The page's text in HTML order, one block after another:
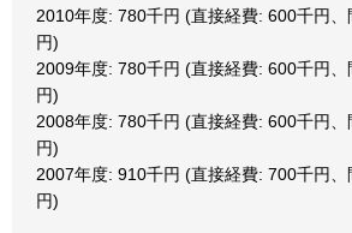
2010年度: 780千円 (直接経費: 600千円
円)
2009年度: 780千円 (直接経費: 600千円
円)
2008年度: 780千円 (直接経費: 600千円
円)
2007年度: 910千円 (直接経費: 700千円
円)